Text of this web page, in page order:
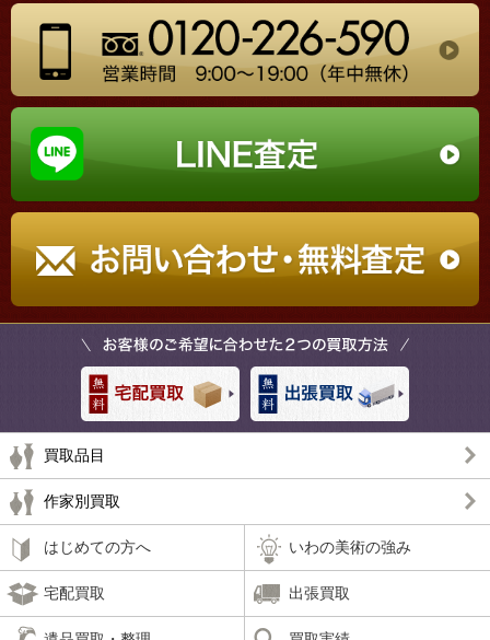
買取品目
作家別買取
はじめての方へ いわの美術の強み
宅配買取 出張買取